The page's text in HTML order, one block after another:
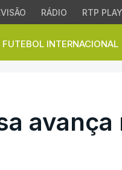
RÁDIO RTP PLAY
FUTEBOL INTERNACIONAL
avança
avança